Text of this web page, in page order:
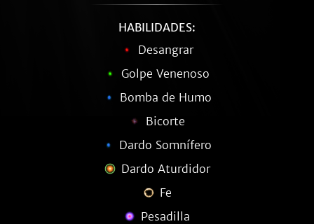
HABILIDADES:
Desangrar
Golpe Venenoso
Bomba de Humo
Bicorte
Dardo Somnífero
Dardo Aturdidor
Fe
Pesadilla